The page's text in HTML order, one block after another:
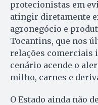
protecionistas em
atingir diretamente
agronegócio e
Tocantins, que nos
relações comerciais
cenário acende o
milho, carnes e
O Estado ainda não